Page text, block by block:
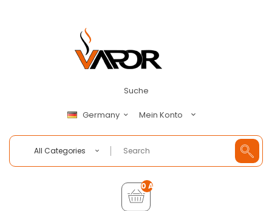
Suche
Germany Mein Konto
All Categories
0 Artikel - €0,00